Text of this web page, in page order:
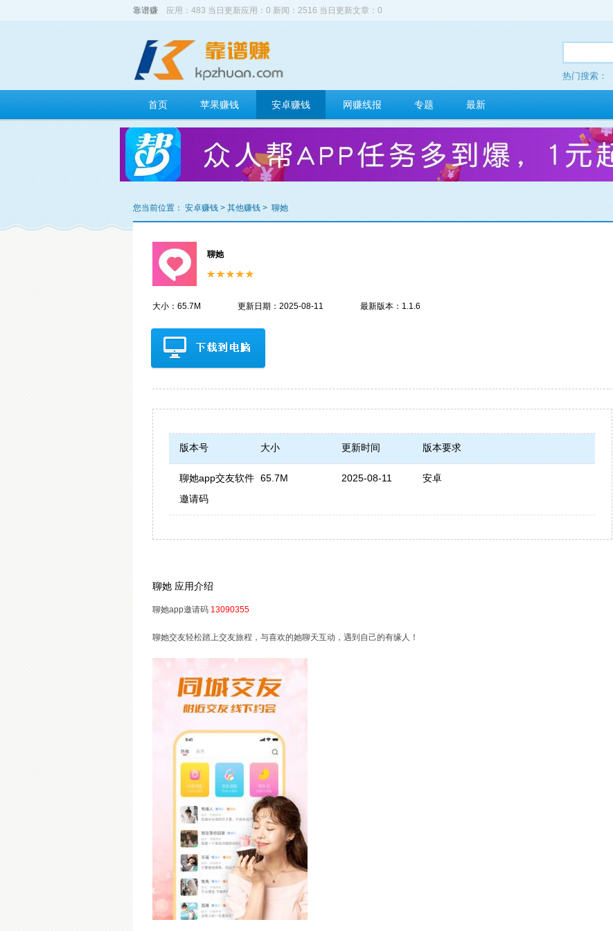
靠谱赚 应用：483 当日更新应用：0 新闻：2516 当日更新文章：0
热门搜索：
首页 苹果赚钱 安卓赚钱 网赚线报 专题 最新
您当前位置： 安卓赚钱 > 其他赚钱 > 聊她
聊她
大小：65.7M 更新日期：2025-08-11 最新版本：1.1.6
版本号 大小 更新时间 版本要求
聊她app交友软件
邀请码
65.7M 2025-08-11 安卓
聊她 应用介绍
聊她app邀请码 13090355
聊她交友轻松踏上交友旅程，与喜欢的她聊天互动，遇到自己的有缘人！